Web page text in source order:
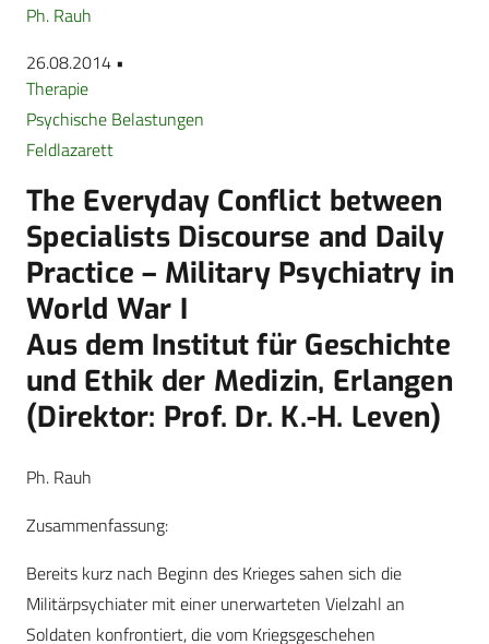
Ph. Rauh
26.08.2014 •
Therapie
Psychische Belastungen
Feldlazarett
The Everyday Conflict between
Specialists Discourse and Daily
Practice – Military Psychiatry in
World War I
Aus dem Institut für Geschichte
und Ethik der Medizin, Erlangen
(Direktor: Prof. Dr. K.-H. Leven)
Ph. Rauh
Zusammenfassung:
Bereits kurz nach Beginn des Krieges sahen sich die
Militärpsychiater mit einer unerwarteten Vielzahl an
Soldaten konfrontiert, die vom Kriegsgeschehen